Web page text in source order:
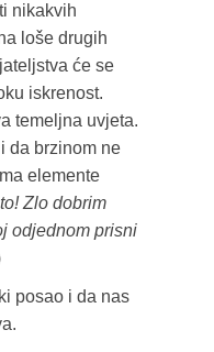
nikakvih
loše drugih
će se
iskrenost.
temeljna uvjeta.
da brzinom ne
elemente
Zlo dobrim
odjednom prisni
posao i da nas